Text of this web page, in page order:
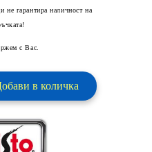
не гарантира наличност на
с Вас.